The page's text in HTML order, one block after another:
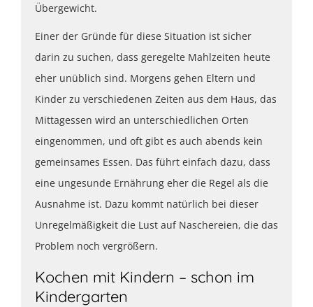
Übergewicht.
Einer der Gründe für diese Situation ist sicher
darin zu suchen, dass geregelte Mahlzeiten heute
eher unüblich sind. Morgens gehen Eltern und
Kinder zu verschiedenen Zeiten aus dem Haus, das
Mittagessen wird an unterschiedlichen Orten
eingenommen, und oft gibt es auch abends kein
gemeinsames Essen. Das führt einfach dazu, dass
eine ungesunde Ernährung eher die Regel als die
Ausnahme ist. Dazu kommt natürlich bei dieser
Unregelmäßigkeit die Lust auf Naschereien, die das
Problem noch vergrößern.
Kochen mit Kindern – schon im
Kindergarten